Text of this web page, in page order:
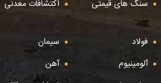
سنگ های قیمتی
اکتشافات معدنی
فولاد
سیمان
آلومینیوم
آهن